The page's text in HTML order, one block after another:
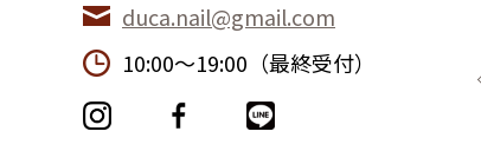
duca.nail@gmail.com
10:00〜19:00（最終受付）